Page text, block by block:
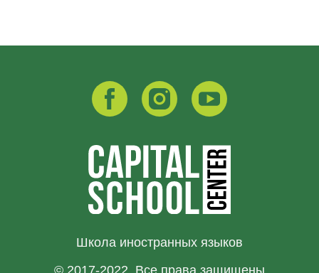
Школа иностранных языков